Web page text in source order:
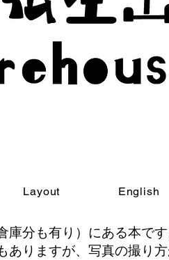
Layout English
庫分も有り）にある本で
ありますが、写真の撮り